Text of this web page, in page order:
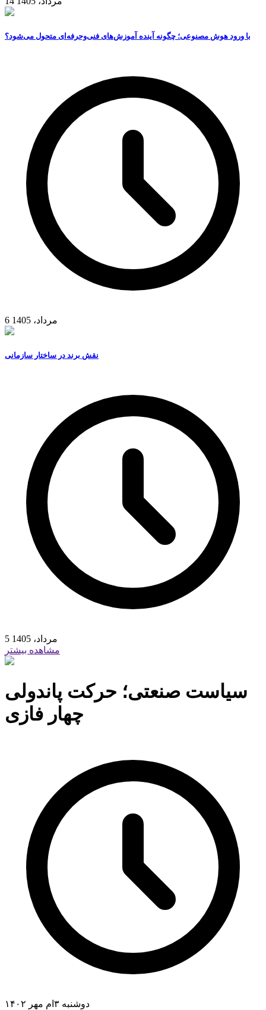
با ورود هوش مصنوعی؛ چگونه آینده آموزش‌های فنی‌وحرفه‌ای متحول می‌شود؟
6 مرداد، 1405
نقش برند در ساختار سازمانی
5 مرداد، 1405
مشاهده بیشتر
سیاست صنعتی؛ حرکت پاندولی
چهار فازی
دوشنبه ۳ام مهر ۱۴۰۲